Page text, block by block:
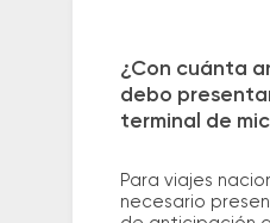
¿Con cuánta
debo
terminal de
Para viajes
necesario